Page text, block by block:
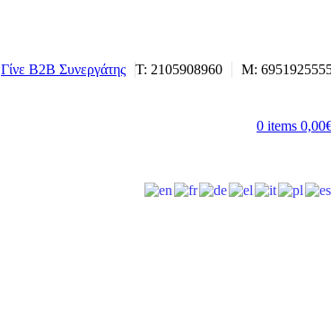
Γίνε B2B Συνεργάτης Τ: 2105908960 M:
0 items 0,00